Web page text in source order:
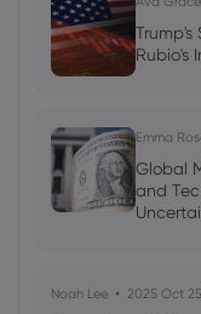
Trump's
Rubio's
Emma
Global
and
Noah Lee 2025 Oct